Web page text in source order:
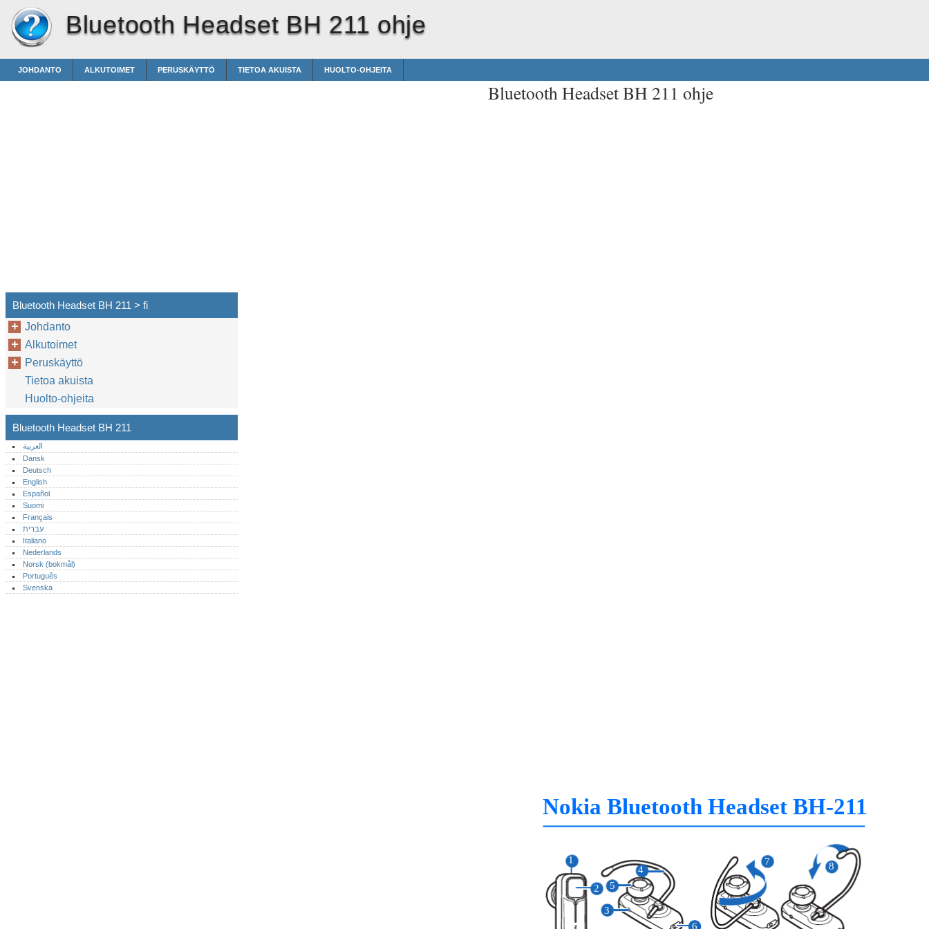
Bluetooth Headset BH 211 ohje
JOHDANTO ALKUTOIMET PERUSKÄYTTÖ TIETOA AKUISTA HUOLTO-OHJEITA
Bluetooth Headset BH 211 ohje
Nokia Bluetooth Headset BH-211
8
7
4
5
3
6
1
2
Bluetooth Headset BH 211 > fi
Johdanto
Alkutoimet
Peruskäyttö
Tietoa akuista
Huolto-ohjeita
Bluetooth Headset BH 211
العربية
Dansk
Deutsch
English
Español
Suomi
Français
עברית
Italiano
Nederlands
Norsk (bokmål)‎
Português‎
Svenska